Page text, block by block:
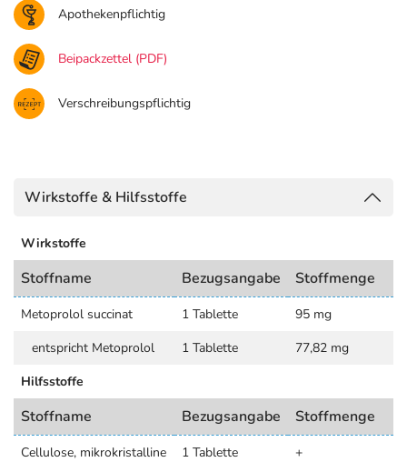
Apothekenpflichtig
Beipackzettel (PDF)
Verschreibungspflichtig
Wirkstoffe & Hilfsstoffe
Wirkstoffe
Stoffname Bezugsangabe Stoffmenge
Metoprolol succinat 1 Tablette
95 mg
entspricht Metoprolol
1 Tablette
77,82 mg
Hilfsstoffe
Stoffname Bezugsangabe Stoffmenge
Cellulose, mikrokristalline 1 Tablette
+